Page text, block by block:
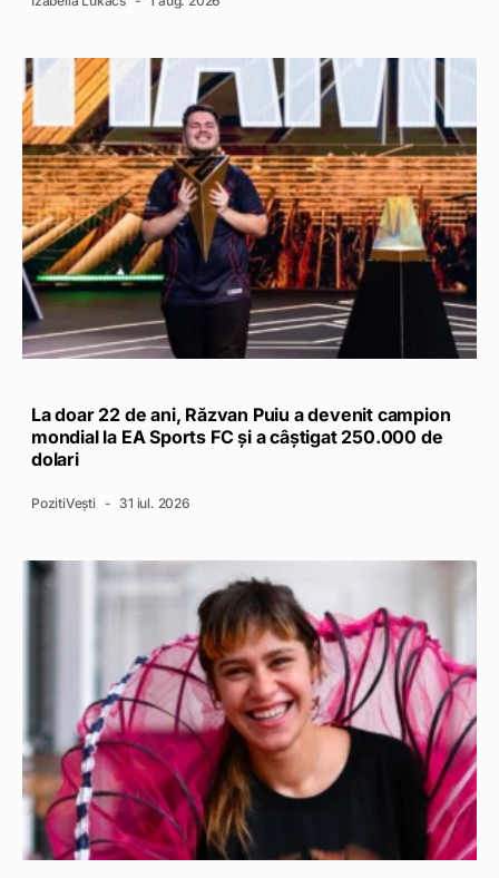
La doar 22 de ani, Răzvan Puiu a devenit campion
mondial la EA Sports FC și a câștigat 250.000 de
dolari
PozitiVești 31 iul. 2026